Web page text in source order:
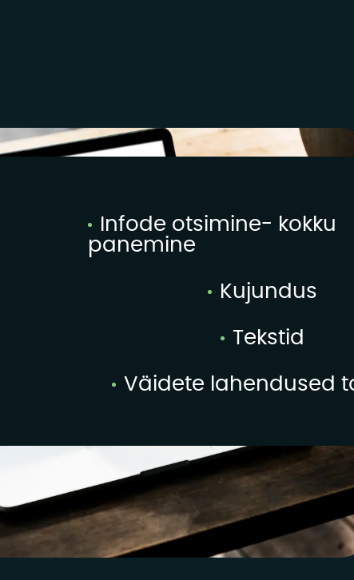
Infode otsimine- kokku
panemine
Kujundus
Tekstid
Väidete lahendused